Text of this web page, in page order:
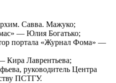
Савва. Мажуко;
— Юлия Богатько;
портала «Журнал Фома» —
Кира Лаврентьева;
руководитель Центра
ПСТГУ.